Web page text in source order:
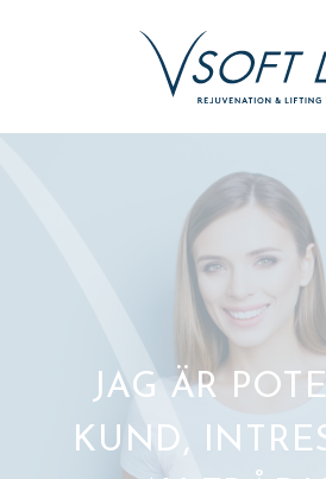
JAG ÄR
KUND,